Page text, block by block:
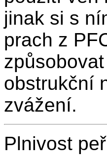
jinak si s
prach z
obstrukční
zvážení.
Plnivost